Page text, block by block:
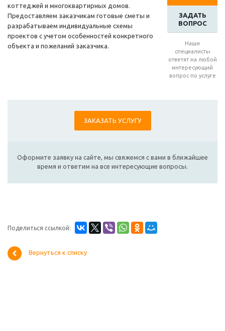
ЗАДАТЬ
ВОПРОС
Наши
специалисты
ответят на любой
интересующий
вопрос по услуге
коттеджей и многоквартирных домов.
Предоставляем заказчикам готовые сметы и
разрабатываем индивидуальные схемы
проектов с учетом особенностей конкретного
объекта и пожеланий заказчика.
ЗАКАЗАТЬ УСЛУГУ
Оформите заявку на сайте, мы свяжемся с вами в ближайшее
время и ответим на все интересующие вопросы.
Поделиться ссылкой:
Вернуться к списку